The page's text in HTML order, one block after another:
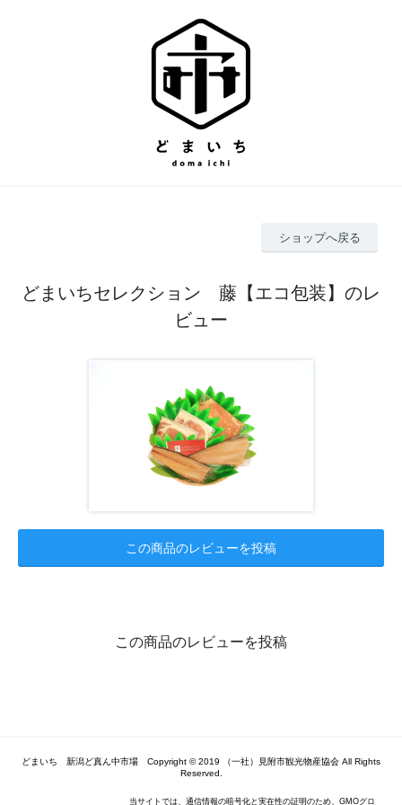
ショップへ戻る
どまいちセレクション 藤【エコ包装】のレ
ビュー
この商品のレビューを投稿
この商品のレビューを投稿
どまいち 新潟ど真ん中市場 Copyright © 2019 （一社）見附市観光物産協会 All Rights
Reserved.
当サイトでは、通信情報の暗号化と実在性の証明のため、GMOグロ